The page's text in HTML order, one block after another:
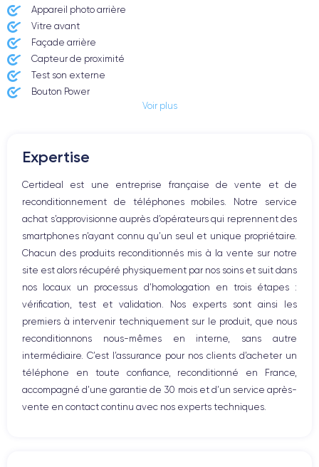
Appareil photo arrière ​
Vitre avant ​
Façade arrière
Capteur de proximité
Test son externe
Bouton Power
Haut parleur
Bouton Home
Bluetooth
WiFi
Réseau
Vibreur
Prise USB
Voir plus
Expertise
Certideal est une entreprise française de vente et de
reconditionnement de téléphones mobiles. Notre service
achat s’approvisionne auprès d’opérateurs qui reprennent des
smartphones n’ayant connu qu’un seul et unique propriétaire.
Chacun des produits reconditionnés mis à la vente sur notre
site est alors récupéré physiquement par nos soins et suit dans
nos locaux un processus d’homologation en trois étapes :
vérification, test et validation. Nos experts sont ainsi les
premiers à intervenir techniquement sur le produit, que nous
reconditionnons nous-mêmes en interne, sans autre
intermédiaire. C’est l’assurance pour nos clients d’acheter un
téléphone en toute confiance, reconditionné en France,
accompagné d’une garantie de 30 mois et d’un service après-
vente en contact continu avec nos experts techniques.